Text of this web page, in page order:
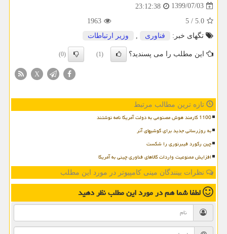
1399/07/03
23:12:38
5.0
/
5
1963
تگهای خبر:
فناوری وزیر ارتباطات
این مطلب را می پسندید؟ (1)
(0)
X
تازه ترین مطالب مرتبط
1100 کارمند هوش مصنوعی به دولت آمریکا نامه نوشتند
به روزرسانی جدید برای گوشیهای آنر
چین رکورد فیبرنوری را شکست
افزایش ممنوعیت واردات کالاهای فناوری چینی به آمریکا
نظرات بینندگان مینی کامپیوتر در مورد این مطلب
لطفا شما همدر مورد این مطلبنظر دهید